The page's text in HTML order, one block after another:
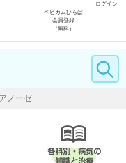
ログイン
ベビカムひろば
会員登録
（無料）
ノーゼ